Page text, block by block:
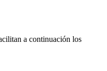
a continuación los